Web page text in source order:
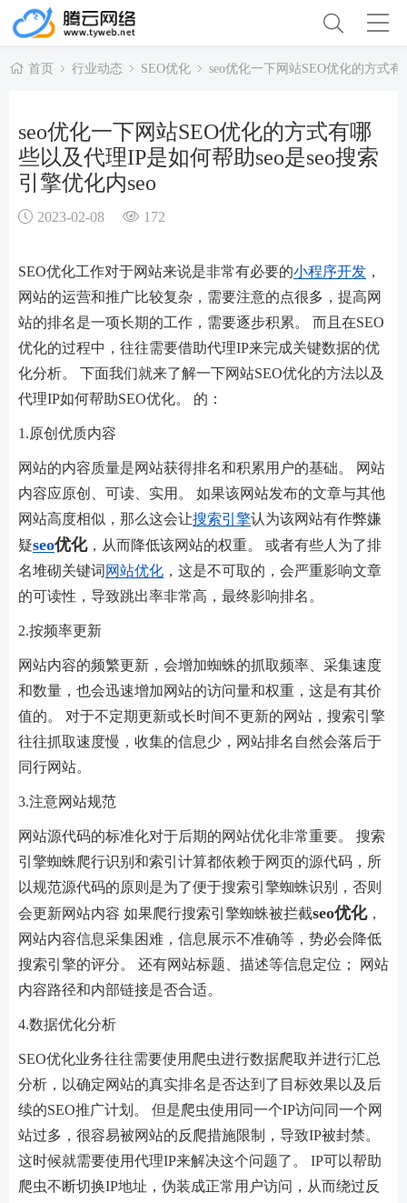
首页 行业动态 SEO优化 seo优化一下网站SEO优化的方式
seo优化一下网站SEO优化的方式有哪
些以及代理IP是如何帮助seo是seo搜索
引擎优化内seo
2023-02-08 172
SEO优化工作对于网站来说是非常有必要的小程序开发
网站的运营和推广比较复杂，需要注意的点很多，提高网
站的排名是一项长期的工作，需要逐步积累。 而且在SEO
优化的过程中，往往需要借助代理IP来完成关键数据的优
化分析。 下面我们就来了解一下网站SEO优化的方法以及
代理IP如何帮助SEO优化。 的：
1.原创优质内容
网站的内容质量是网站获得排名和积累用户的基础。 网站
内容应原创、可读、实用。 如果该网站发布的文章与其他
网站高度相似，那么这会让搜索引擎认为该网站有作弊嫌
疑seo优化，从而降低该网站的权重。 或者有些人为了排
名堆砌关键词 网站优化 ，这是不可取的，会严重影响文章
的可读性，导致跳出率非常高，最终影响排名。
2.按频率更新
网站内容的频繁更新，会增加蜘蛛的抓取频率、采集速度
和数量，也会迅速增加网站的访问量和权重，这是有其价
值的。 对于不定期更新或长时间不更新的网站，搜索引擎
往往抓取速度慢，收集的信息少，网站排名自然会落后于
同行网站。
3.注意网站规范
网站源代码的标准化对于后期的网站优化非常重要。 搜索
引擎蜘蛛爬行识别和索引计算都依赖于网页的源代码，所
以规范源代码的原则是为了便于搜索引擎蜘蛛识别，否则
会更新网站内容 如果爬行搜索引擎蜘蛛被拦截seo优化，
网站内容信息采集困难，信息展示不准确等，势必会降低
搜索引擎的评分。 还有网站标题、描述等信息定位； 网站
内容路径和内部链接是否合适。
4.数据优化分析
SEO优化业务往往需要使用爬虫进行数据爬取并进行汇总
分析，以确定网站的真实排名是否达到了目标效果以及后
续的SEO推广计划。 但是爬虫使用同一个IP访问同一个网
站过多，很容易被网站的反爬措施限制，导致IP被封禁。
这时候就需要使用代理IP来解决这个问题了。 IP可以帮助
爬​​虫不断切换IP地址，伪装成正常用户访问，从而绕过反